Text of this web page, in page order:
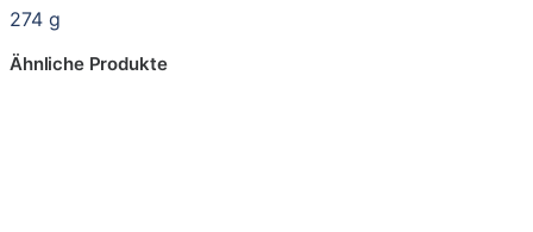
274 g
Ähnliche Produkte